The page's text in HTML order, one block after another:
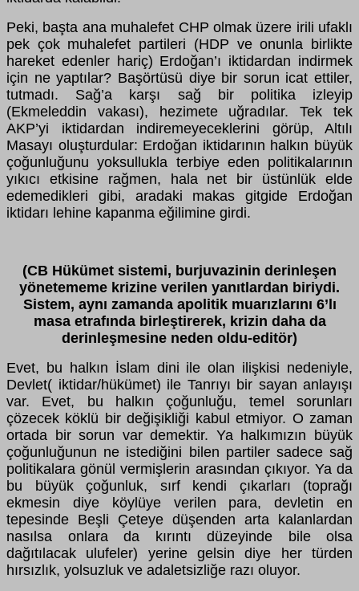
Peki, başta ana muhalefet CHP olmak üzere irili ufaklı
pek çok muhalefet partileri (HDP ve onunla birlikte
hareket edenler hariç) Erdoğan’ı iktidardan indirmek
için ne yaptılar? Başörtüsü diye bir sorun icat ettiler,
tutmadı. Sağ’a karşı sağ bir politika izleyip
(Ekmeleddin vakası), hezimete uğradılar. Tek tek
AKP’yi iktidardan indiremeyeceklerini görüp, Altılı
Masayı oluşturdular: Erdoğan iktidarının halkın büyük
çoğunluğunu yoksullukla terbiye eden politikalarının
yıkıcı etkisine rağmen, hala net bir üstünlük elde
edemedikleri gibi, aradaki makas gitgide Erdoğan
iktidarı lehine kapanma eğilimine girdi.
(CB Hükümet sistemi, burjuvazinin derinleşen
yönetememe krizine verilen yanıtlardan biriydi.
Sistem, aynı zamanda apolitik muarızlarını 6’lı
masa etrafında birleştirerek, krizin daha da
derinleşmesine neden oldu-editör)
Evet, bu halkın İslam dini ile olan ilişkisi nedeniyle,
Devlet( iktidar/hükümet) ile Tanrıyı bir sayan anlayışı
var. Evet, bu halkın çoğunluğu, temel sorunları
çözecek köklü bir değişikliği kabul etmiyor. O zaman
ortada bir sorun var demektir. Ya halkımızın büyük
çoğunluğunun ne istediğini bilen partiler sadece sağ
politikalara gönül vermişlerin arasından çıkıyor. Ya da
bu büyük çoğunluk, sırf kendi çıkarları (toprağı
ekmesin diye köylüye verilen para, devletin en
tepesinde Beşli Çeteye düşenden arta kalanlardan
nasılsa onlara da kırıntı düzeyinde bile olsa
dağıtılacak ulufeler) yerine gelsin diye her türden
hırsızlık, yolsuzluk ve adaletsizliğe razı oluyor.